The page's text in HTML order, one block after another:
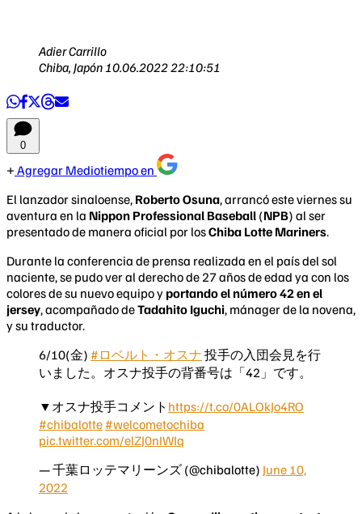
Adier Carrillo
Chiba, Japón 10.06.2022 22:10:51
0
Agregar Mediotiempo en
El lanzador sinaloense, Roberto Osuna, arrancó este viernes su
aventura en la Nippon Professional Baseball (NPB) al ser
presentado de manera oficial por losChiba Lotte Mariners.
Durante la conferencia de prensa realizada en el país del sol
naciente, se pudo ver al derecho de 27 años de edad ya con los
colores de su nuevo equipo y portando el número 42 en el
jersey, acompañado deTadahito Iguchi, mánager de la novena,
y su traductor.
6/10(金) #ロベルト・オスナ 投手の入団会見を行
いました。オスナ投手の背番号は「42」です。
▼オスナ投手コメント https://t.co/0ALOkJo4RO
#chibalotte #welcometochiba
pic.twitter.com/elZJ0nIWIq
— 千葉ロッテマリーンズ (@chibalotte) June 10,
2022